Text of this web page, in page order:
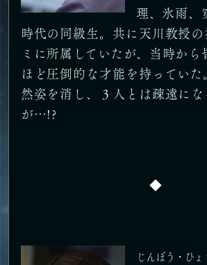
理、氷雨、
時代の同級生。共に天川教授
ミに所属していたが、当時から
ほど圧倒的な才能を持ってい
然姿を消し、３人とは疎遠にな
が…!?
◆
じんぼう・ひょ